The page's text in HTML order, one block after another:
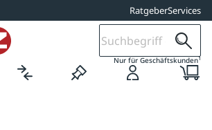
RatgeberServices
Nur für Geschäftskunden1